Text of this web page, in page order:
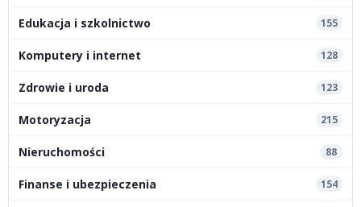
Edukacja i szkolnictwo 155
Komputery i internet 128
Zdrowie i uroda 123
Motoryzacja 215
Nieruchomości 88
Finanse i ubezpieczenia 154